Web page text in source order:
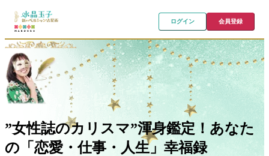
ログイン 会員登録
”女性誌のカリスマ”渾身鑑定！あなた
の「恋愛・仕事・人生」幸福録